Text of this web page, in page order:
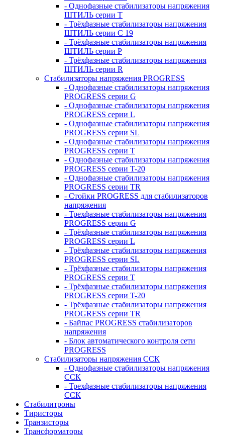
- Однофазные стабилизаторы напряжения
ШТИЛЬ серии T
- Трёхфазные стабилизаторы напряжения
ШТИЛЬ серии C 19
- Трёхфазные стабилизаторы напряжения
ШТИЛЬ серии P
- Трёхфазные стабилизаторы напряжения
ШТИЛЬ серии R
Стабилизаторы напряжения PROGRESS
- Однофазные стабилизаторы напряжения
PROGRESS серии G
- Однофазные стабилизаторы напряжения
PROGRESS серии L
- Однофазные стабилизаторы напряжения
PROGRESS серии SL
- Однофазные стабилизаторы напряжения
PROGRESS серии T
- Однофазные стабилизаторы напряжения
PROGRESS серии T-20
- Однофазные стабилизаторы напряжения
PROGRESS серии TR
- Стойки PROGRESS для стабилизаторов
напряжения
- Трехфазные стабилизаторы напряжения
PROGRESS серии G
- Трёхфазные стабилизаторы напряжения
PROGRESS серии L
- Трёхфазные стабилизаторы напряжения
PROGRESS серии SL
- Трёхфазные стабилизаторы напряжения
PROGRESS серии T
- Трёхфазные стабилизаторы напряжения
PROGRESS серии T-20
- Трёхфазные стабилизаторы напряжения
PROGRESS серии TR
- Байпас PROGRESS стабилизаторов
напряжения
- Блок автоматического контроля сети
PROGRESS
Стабилизаторы напряжения ССК
- Однофазные стабилизаторы напряжения
ССК
- Трехфазные стабилизаторы напряжения
ССК
Стабилитроны
Тиристоры
Транзисторы
Трансформаторы